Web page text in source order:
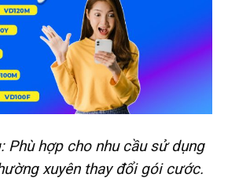
Phù hợp cho nhu cầu sử dụng
xuyên thay đổi gói cước.